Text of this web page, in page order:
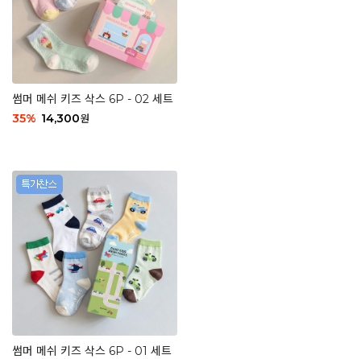
썸머 메쉬 키즈 삭스 6P - 02 세트
35% 14,300원
썸머 메쉬 키즈 삭스 6P - 01 세트